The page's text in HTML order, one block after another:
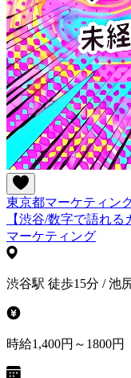
東京都マーケティン
【渋谷/数字で語れ
マーケティング
渋谷駅 徒歩15分 / 池
時給1,400円～1800円